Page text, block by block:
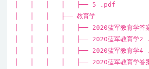
│ │ │ │ ├── 5 .pdf
│ │ │ ├── 教育学
│ │ │ │ ├── 2020蓝军教育学答
│ │ │ │ ├── 2020蓝军教育学2
│ │ │ │ ├── 2020蓝军教育学4
│ │ │ │ ├── 2020蓝军教育学答